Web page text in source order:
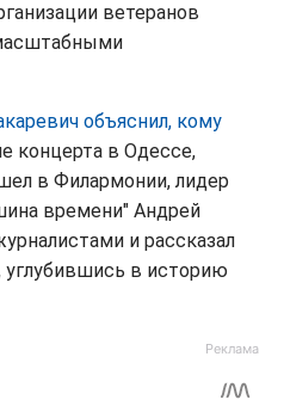
ветеранов
объяснил, кому
концерта в Одессе,
в Филармонии, лидер
времени" Андрей
и рассказал
в историю